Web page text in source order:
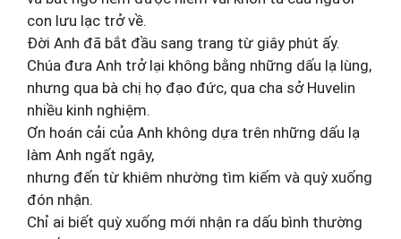
con lưu lạc trở về.
Đời Anh đã bắt đầu sang trang từ giây phút ấy.
Chúa đưa Anh trở lại không bằng những dấu lạ lùng,
nhưng qua bà chị họ đạo đức, qua cha sở Huvelin
nhiều kinh nghiệm.
Ơn hoán cải của Anh không dựa trên những dấu lạ
làm Anh ngất ngây,
nhưng đến từ khiêm nhường tìm kiếm và quỳ xuống
đón nhận.
Chỉ ai biết quỳ xuống mới nhận ra dấu bình thường